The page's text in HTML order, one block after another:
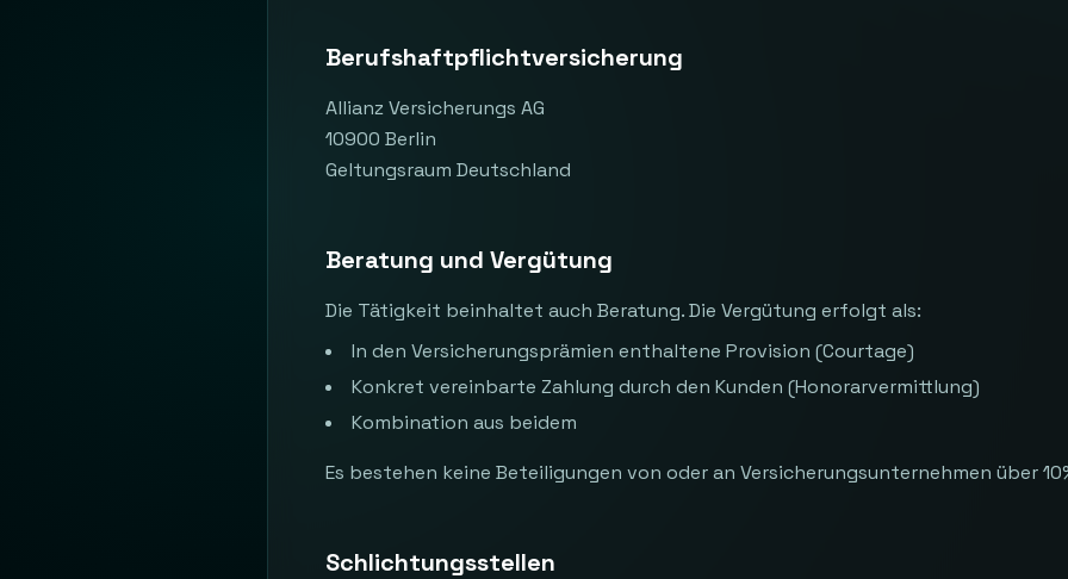
Berufshaftpflichtversicherung
Allianz Versicherungs AG
10900 Berlin
Geltungsraum Deutschland
Beratung und Vergütung
Die Tätigkeit beinhaltet auch Beratung. Die Vergütung erfolgt als:
In den Versicherungsprämien enthaltene Provision (Courtage)
Konkret vereinbarte Zahlung durch den Kunden (Honorarvermittlung)
Kombination aus beidem
Es bestehen keine Beteiligungen von oder an Versicherungsunternehmen über
Schlichtungsstellen